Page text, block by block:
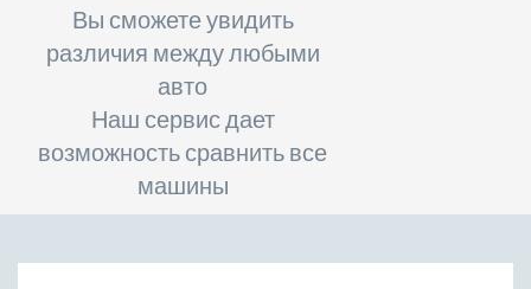
Вы сможете увидить
различия между любыми
авто
Наш сервис дает
возможность сравнить все
машины